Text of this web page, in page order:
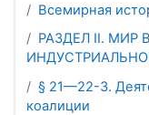
Всемирная
РАЗДЕЛ II. МИР
§ 21—22-3.
коалиции